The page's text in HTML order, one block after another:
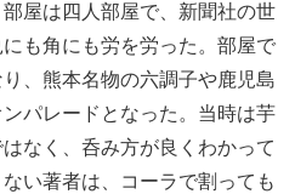
屋は四人部屋で、新聞社の世
も角にも労を労った。部屋で
、熊本名物の六調子や鹿児島
パレードとなった。当時は芋
なく、呑み方が良くわかって
い著者は、コーラで割っても